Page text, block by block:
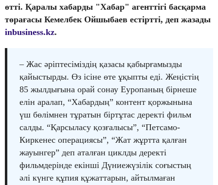
өтті. Қаралы хабарды "Хабар" агенттігі басқарма
төрағасы Кемелбек Ойшыбаев естіртті, деп жазады
inbusiness.kz.
– Жас әріптесіміздің қазасы қабырғамызды
қайыстырды. Өз ісіне өте ұқыпты еді. Жеңістің
85 жылдығына орай сонау Еуропаның бірнеше
елін аралап, “Хабардың” контент қоржынына
үш бөлімнен тұратын біртұтас деректі фильм
салды. “Қарсыласу қозғалысы”, “Петсамо-
Киркенес операциясы”, “Жат жұртта қалған
жауынгер” деп аталған циклды деректі
фильмдерінде екінші Дүниежүзілік соғыстың
әлі күнге құпия құжаттарын, айтылмаған